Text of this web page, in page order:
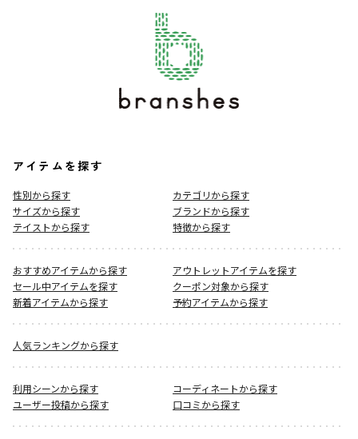
アイテムを探す
性別から探す
カテゴリから探す
サイズから探す
ブランドから探す
テイストから探す
特徴から探す
おすすめアイテムから探す
アウトレットアイテムを探す
セール中アイテムを探す
クーポン対象から探す
新着アイテムから探す
予約アイテムから探す
人気ランキングから探す
利用シーンから探す
コーディネートから探す
ユーザー投稿から探す
口コミから探す